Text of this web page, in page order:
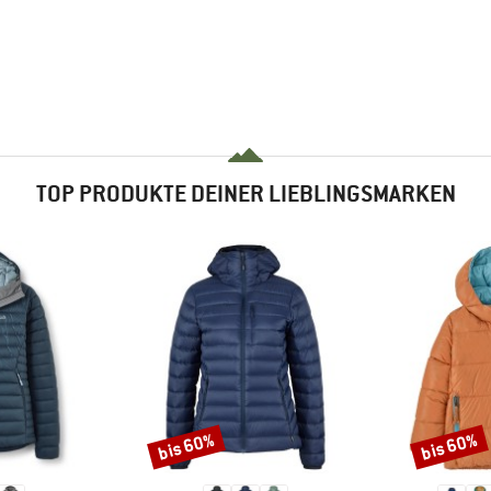
TOP PRODUKTE DEINER LIEBLINGSMARKEN
Rabatt
bis 60% Rabatt
bis 60%